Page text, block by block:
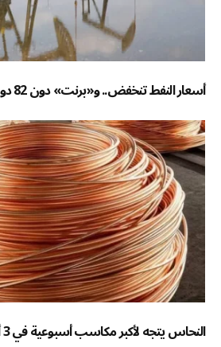
أسعار النفط تنخفض.. و«برنت» دون 82 دولاراً – أخبار السعودية
النحاس يتجه لأكبر مكاسب أسبوعية في 3 أشهر – أخبار السعودية